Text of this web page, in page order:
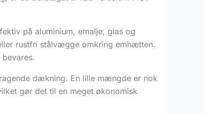
på aluminium, emalje, glas og
rustfri stålvægge omkring emhætten.
dækning. En lille mængde er nok
gør det til en meget økonomisk